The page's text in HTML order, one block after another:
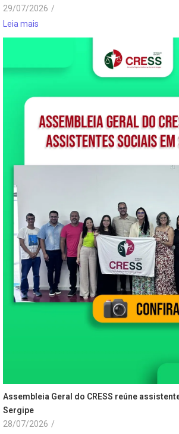
29/07/2026 /
Leia mais
Assembleia Geral do CRESS reúne
Sergipe
28/07/2026 /